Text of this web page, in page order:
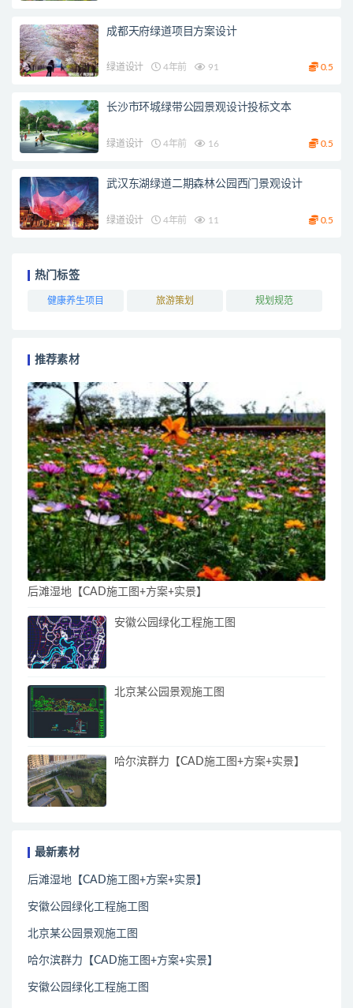
成都天府绿道项目方案设计
绿道设计 4年前 91 0.5
长沙市环城绿带公园景观设计投标文本
绿道设计 4年前 16 0.5
武汉东湖绿道二期森林公园西门景观设计
绿道设计 4年前 11 0.5
热门标签
健康养生项目 旅游策划 规划规范
推荐素材
后滩湿地【CAD施工图+方案+实景】
安徽公园绿化工程施工图
北京某公园景观施工图
哈尔滨群力【CAD施工图+方案+实景】
最新素材
后滩湿地【CAD施工图+方案+实景】
安徽公园绿化工程施工图
北京某公园景观施工图
哈尔滨群力【CAD施工图+方案+实景】
安徽公园绿化工程施工图